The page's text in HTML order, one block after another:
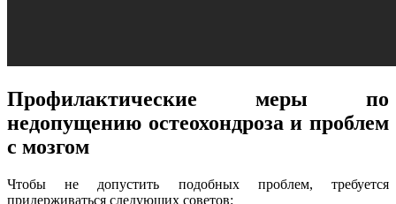
Профилактические меры по
недопущению остеохондроза и проблем
с мозгом
Чтобы не допустить подобных проблем, требуется
придерживаться следующих советов: